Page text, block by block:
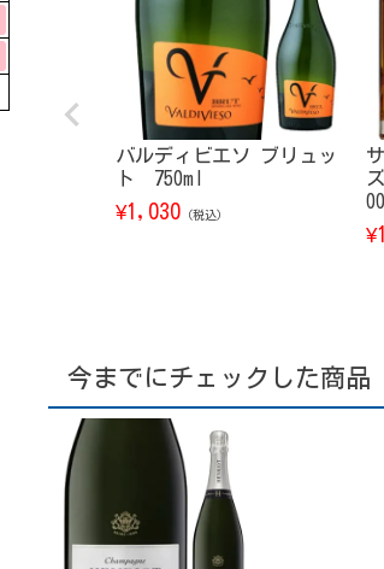
バルディビエソ ブリュッ
ト 750ml
¥1,030 （税込）
¥
今までにチェックした商品